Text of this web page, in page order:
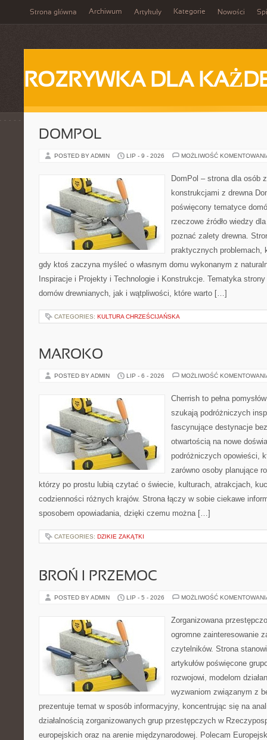
Strona główna Archiwum Artykuły Kategorie Nowości
ROZRYWKA DLA
DOMPOL
POSTED BY ADMIN LIP - 9 - 2026 MOŻLIWOŚĆ
DomPol – strona dla osób
konstrukcjami z drewna
poświęcony tematyce
rzeczowe źródło wiedzy
poznać zalety drewna.
praktycznych problemach,
gdy ktoś zaczyna myśleć o własnym domu wykonanym z
Inspiracje i Projekty i Technologie i Konstrukcje. Tematyka
domów drewnianych, jak i wątpliwości, które warto […]
CATEGORIES: KULTURA CHRZEŚCIJAŃSKA
MAROKO
POSTED BY ADMIN LIP - 6 - 2026 MOŻLIWOŚĆ
Cherrish to pełna
szukają podróżniczych
fascynujące destynacje
otwartością na nowe
podróżniczych opowieści,
zarówno osoby planujące
którzy po prostu lubią czytać o świecie, kulturach, atrakcjach,
codzienności różnych krajów. Strona łączy w sobie ciekawe
sposobem opowiadania, dzięki czemu można […]
CATEGORIES: DZIKIE ZAKĄTKI
BROŃ I PRZEMOC
POSTED BY ADMIN LIP - 5 - 2026 MOŻLIWOŚĆ
Zorganizowana
ogromne zainteresowanie
czytelników. Strona
artykułów poświęcone
rozwojowi, modelom
wyzwaniom związanym z
prezentuje temat w sposób informacyjny, koncentrując się na
działalnością zorganizowanych grup przestępczych w
europejskich oraz na arenie międzynarodowej. Polecam